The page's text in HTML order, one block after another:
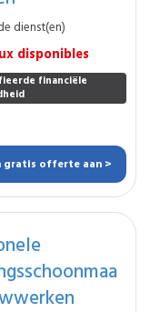
dienst(en)
disponibles
financiële
gratis offerte aan >